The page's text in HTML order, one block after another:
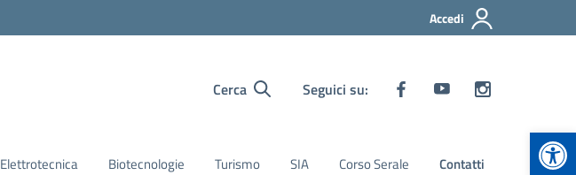
Accedi
Cerca Seguici su:
Elettrotecnica Biotecnologie Turismo SIA Corso Serale Contatti